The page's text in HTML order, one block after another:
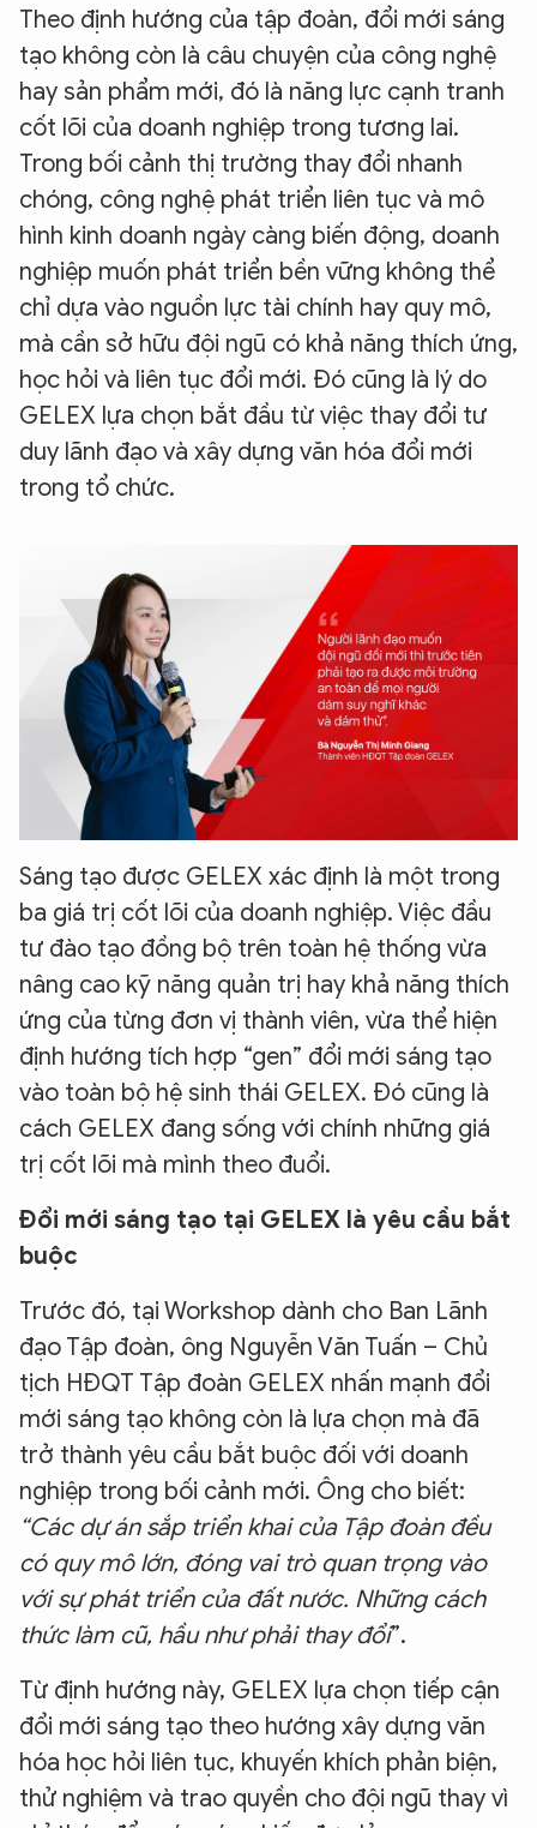
Theo định hướng của tập đoàn, đổi mới sáng
tạo không còn là câu chuyện của công nghệ
hay sản phẩm mới, đó là năng lực cạnh tranh
cốt lõi của doanh nghiệp trong tương lai.
Trong bối cảnh thị trường thay đổi nhanh
chóng, công nghệ phát triển liên tục và mô
hình kinh doanh ngày càng biến động, doanh
nghiệp muốn phát triển bền vững không thể
chỉ dựa vào nguồn lực tài chính hay quy mô,
mà cần sở hữu đội ngũ có khả năng thích ứng,
học hỏi và liên tục đổi mới. Đó cũng là lý do
GELEX lựa chọn bắt đầu từ việc thay đổi tư
duy lãnh đạo và xây dựng văn hóa đổi mới
trong tổ chức.
Sáng tạo được GELEX xác định là một trong
ba giá trị cốt lõi của doanh nghiệp. Việc đầu
tư đào tạo đồng bộ trên toàn hệ thống vừa
nâng cao kỹ năng quản trị hay khả năng thích
ứng của từng đơn vị thành viên, vừa thể hiện
định hướng tích hợp “gen” đổi mới sáng tạo
vào toàn bộ hệ sinh thái GELEX. Đó cũng là
cách GELEX đang sống với chính những giá
trị cốt lõi mà mình theo đuổi.
Đổi mới sáng tạo tại GELEX là yêu cầu bắt
buộc
Trước đó, tại Workshop dành cho Ban Lãnh
đạo Tập đoàn, ông Nguyễn Văn Tuấn – Chủ
tịch HĐQT Tập đoàn GELEX nhấn mạnh đổi
mới sáng tạo không còn là lựa chọn mà đã
trở thành yêu cầu bắt buộc đối với doanh
nghiệp trong bối cảnh mới. Ông cho biết:
“Các dự án sắp triển khai của Tập đoàn đều
có quy mô lớn, đóng vai trò quan trọng vào
với sự phát triển của đất nước. Những cách
thức làm cũ, hầu như phải thay đổi”.
Từ định hướng này, GELEX lựa chọn tiếp cận
đổi mới sáng tạo theo hướng xây dựng văn
hóa học hỏi liên tục, khuyến khích phản biện,
thử nghiệm và trao quyền cho đội ngũ thay vì